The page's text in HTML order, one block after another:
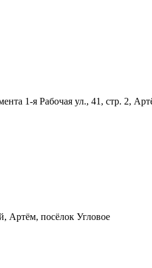
1-я Рабочая ул., 41, стр. 2,
Артём, посёлок Угловое